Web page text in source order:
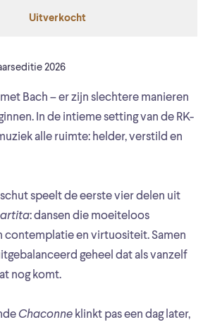
Bach – er zijn slechtere manieren
In de intieme setting van de RK-
alle ruimte: helder, verstild en
speelt de eerste vier delen uit
: dansen die moeiteloos
contemplatie en virtuositeit. Samen
geheel dat als vanzelf
nog komt.
Chaconne klinkt pas een dag later,
Uitverkocht
2026